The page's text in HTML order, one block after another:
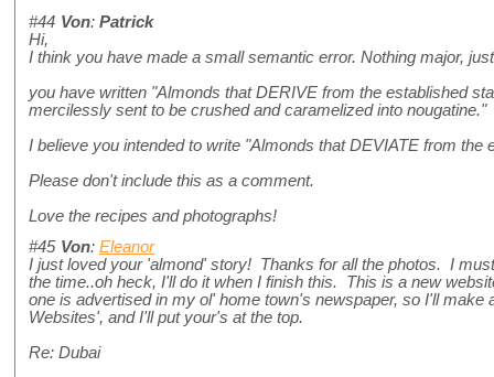
#44 Von: Patrick
Hi,
I think you have made a small semantic error. Nothing major,
you have written "Almonds that DERIVE from the established
mercilessly sent to be crushed and caramelized into nougatine."
I believe you intended to write "Almonds that DEVIATE from the
Please don't include this as a comment.
Love the recipes and photographs!
#45 Von: Eleanor
I just loved your 'almond' story! Thanks for all the photos. I
the time..oh heck, I'll do it when I finish this. This is a new
one is advertised in my ol' home town's newspaper, so I'll make
Websites', and I'll put your's at the top.
Re: Dubai